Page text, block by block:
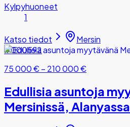
Kylpyhuoneet
1
Katso tiedot
Mersin
#000592
75 000 €– 210 000 €
Edullisia asuntoja
Mersinissä,